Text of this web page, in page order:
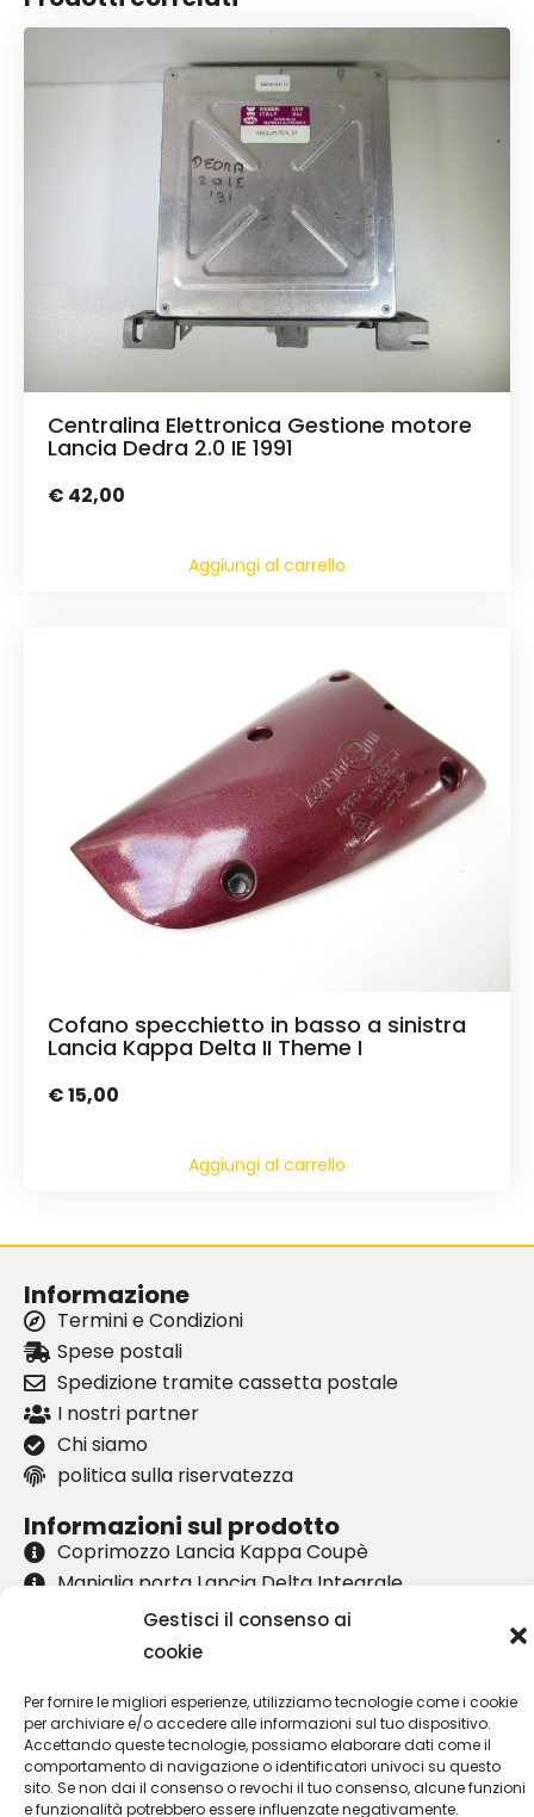
Gestisci il consenso ai
cookie
Per fornire le migliori esperienze, utilizziamo tecnologie come i cookie
per archiviare e/o accedere alle informazioni sul tuo dispositivo.
Accettando queste tecnologie, possiamo elaborare dati come il
comportamento di navigazione o identificatori univoci su questo
sito. Se non dai il consenso o revochi il tuo consenso, alcune funzioni
e funzionalità potrebbero essere influenzate negativamente.
Centralina Elettronica Gestione motore
Lancia Dedra 2.0 IE 1991
€ 42,00
Aggiungi al carrello
Cofano specchietto in basso a sinistra
Lancia Kappa Delta II Theme I
€15,00
Aggiungi al carrello
Informazione
Termini e Condizioni
Spese postali
Spedizione tramite cassetta postale
I nostri partner
Chi siamo
politica sulla riservatezza
Informazioni sul prodotto
Coprimozzo Lancia Kappa Coupè
Maniglia porta Lancia Delta Integrale
Leva cambio Lancia Kappa
Logo elefante Lancia Ypsilon
Assistenza clienti
Contatto
Ritorno
Il mio conto